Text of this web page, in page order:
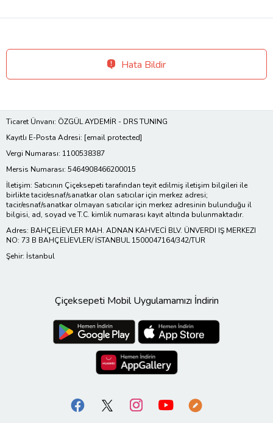
Hata Bildir
Ticaret Ünvanı: ÖZGÜL AYDEMİR - DRS TUNING
Kayıtlı E-Posta Adresi: [email protected]
Vergi Numarası: 1100538387
Mersis Numarası: 5464908466200015
İletişim: Satıcının Çiçeksepeti tarafından teyit edilmiş iletişim bilgileri ile
birlikte tacir/esnaf/sanatkar olan satıcılar için merkez adresi;
tacir/esnaf/sanatkar olmayan satıcılar için merkez adresinin bulunduğu il
bilgisi, ad, soyad ve T.C. kimlik numarası kayıt altında bulunmaktadır.
Adres: BAHÇELİEVLER MAH. ADNAN KAHVECİ BLV. ÜNVERDI IŞ MERKEZI
NO: 73 B BAHÇELİEVLER/ İSTANBUL 1500047164/342/TUR
Şehir: İstanbul
Çiçeksepeti Mobil Uygulamamızı İndirin